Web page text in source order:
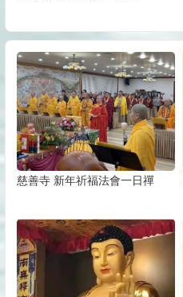
慈善寺 新年祈福法會一日禪